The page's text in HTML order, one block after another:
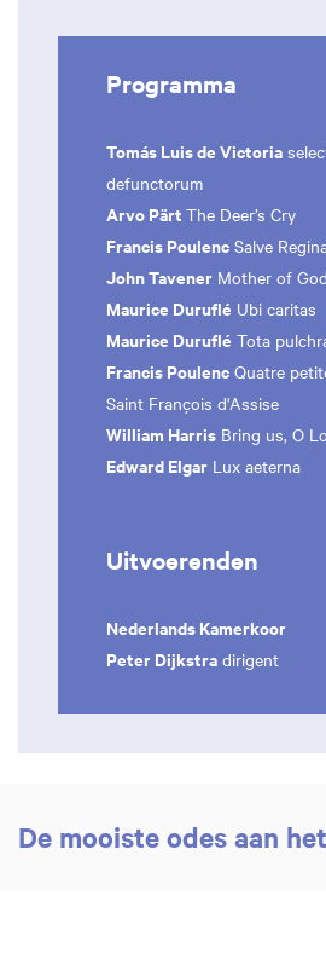
Programma
Tomás Luis de Victoria
defunctorum
Arvo Pärt The Deer’s Cry
Francis Poulenc Salve
John Tavener Mother of
Maurice Duruflé Ubi caritas
Maurice Duruflé Tota
Francis Poulenc Quatre
Saint François d'Assise
William Harris Bring us, O
Edward Elgar Lux aeterna
Uitvoerenden
Nederlands Kamerkoor
Peter Dijkstra dirigent
De mooiste odes aan